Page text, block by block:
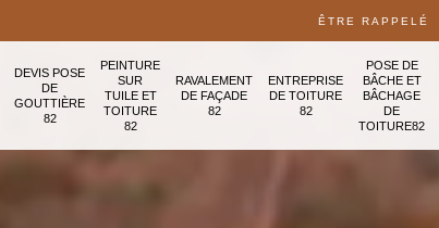
ÊTRE RAPPELÉ
DEVIS POSE
DE
GOUTTIÈRE
82
PEINTURE
SUR
TUILE ET
TOITURE
82
RAVALEMENT
DE FAÇADE
82
ENTREPRISE
DE TOITURE
82
POSE DE
BÂCHE ET
BÂCHAGE
DE
TOITURE82